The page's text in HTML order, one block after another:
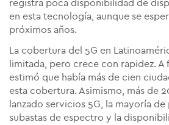
registra poca disponibilidad de
en esta tecnología, aunque se
próximos años.
La cobertura del 5G en
limitada, pero crece con rapidez. A
estimó que había más de cien
esta cobertura. Asimismo, más de
lanzado servicios 5G, la mayoría de
subastas de espectro y la